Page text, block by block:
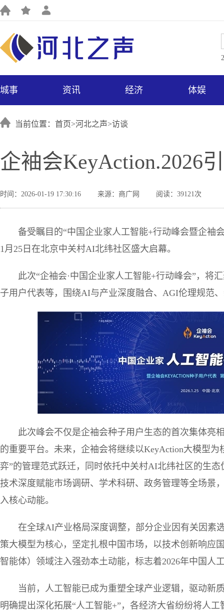
城事 资讯 经济 体娱
当前位置：首页>河北之声>访谈
企袖会KeyAction.2026
时间：2026-01-19 17:30:16 来源：商广网 阅读：39121次
备受瞩目的“中国企业家人工智能+行动峰会暨企袖
1月25日在北京中关村AI北纬社区盛大启幕。
此次“企袖会·中国企业家人工智能+行动峰会”，将
子用户代表等，围绕AI与产业深度融合、AGI伦理规范
此次峰会不仅是企袖会种子用户生态的首次集体亮
的重要平台。未来，企袖会将继续以KeyAction大模型
弈”的管理范式跃迁，同时依托中关村AI北纬社区的生
技术深度赋能市场调研、学术科研、政务管理等全场景
入核心动能。
在全球AI产业格局深度调整，部分企业因有关因素
策大模型为核心，坚定扎根中国市场，以技术创新响应
智能体）领域注入强劲本土动能，标志着2026年中国人
当前，人工智能已成为重塑全球产业逻辑，驱动新
明确提出深化拓展“人工智能+”，各经济大省纷纷将人